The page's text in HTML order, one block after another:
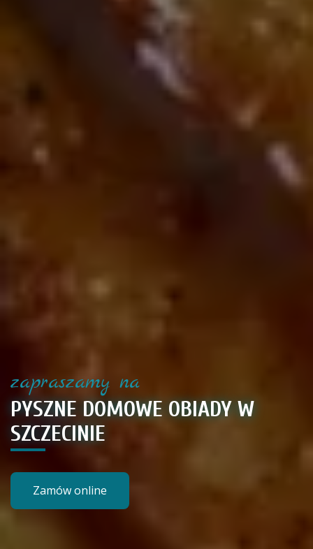
zapraszamy na
PYSZNE DOMOWE OBIADY W
SZCZECINIE
Zamów online
polecamy
USŁUGI CATERINGOWE W
SZCZECINIE
zobacz ofertę